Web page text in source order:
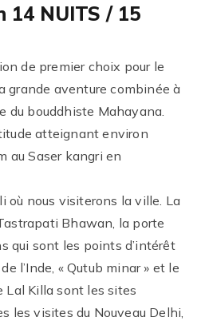
14 NUITS / 15
de premier choix pour le
grande aventure combinée à
du bouddhiste Mahayana.
atteignant environ
au Saser kangri en
où nous visiterons la ville. La
Bhawan, la porte
qui sont les points d’intérêt
l’Inde, « Qutub minar » et le
Lal Killa sont les sites
les visites du Nouveau Delhi,